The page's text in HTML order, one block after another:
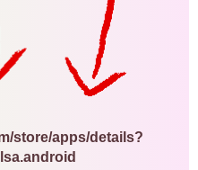
store/apps/details?